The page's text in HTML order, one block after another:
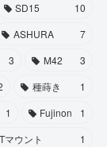
SD15
10
ASHURA
7
3 M42
3
種蒔き
1
1 Fujinon
1
Tマウント
1